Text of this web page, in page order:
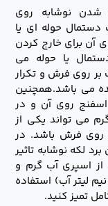
نوشابه روی
حوله ای یا
آن برای خارج کردن
یا حوله می
روی فرش و تکرار
می باشد.همچنین
روی آن و در
می تواند یکی از
روی فرش باشد. در
لکه نوشابه تاثیر
از اسپری آب گرم و
لیتر آب) استفاده
تمیز کنید.